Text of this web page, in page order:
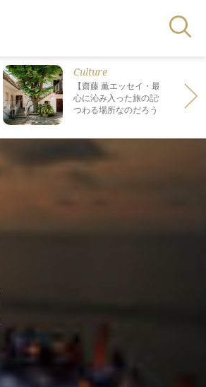
Culture
【齋藤 薫エッセイ・最終回】 最
心に沁み入った旅の記憶は なぜ“死
つわる場所なのだろう？